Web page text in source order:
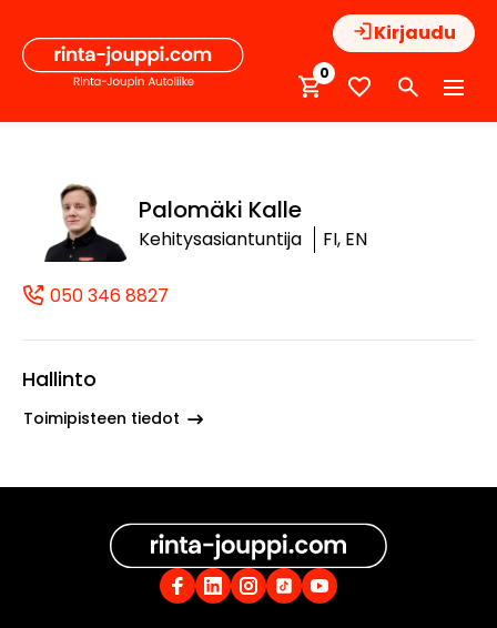
sisältöön
Kirjaudu
0
Palomäki Kalle
Kehitysasiantuntija FI, EN
050 346 8827
Hallinto
Toimipisteen tiedot